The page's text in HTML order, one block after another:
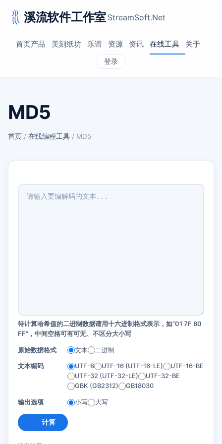
溪流软件工作室 StreamSoft.Net
首页产品 美刻纸坊 乐谱 资源 资讯 在线工具 关于
登录
MD5
首页 / 在线编程工具 / MD5
待计算哈希值的二进制数据请用十六进制格式表示，如“01 7F 80
FF”，中间空格可有可无、不区分大小写
原始数据格式 文本 二进制
文本编码 UTF-8 UTF-16 (UTF-16-LE)
UTF-16-BE
UTF-32 (UTF-32-LE)
UTF-32-BE
GBK (GB2312)
GB18030
输出选项 小写 大写
计算